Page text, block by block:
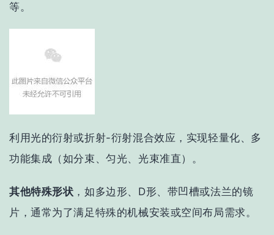
等。
利用光的衍射或折射-衍射混合效应，实现轻量化、多
功能集成（如分束、匀光、光束准直）。
其他特殊形状 ，如多边形、D形、带凹槽或法兰的镜
片，通常为了满足特殊的机械安装或空间布局需求。